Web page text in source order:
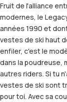
Fruit de l'alliance
modernes, le
années 1990 et
vestes de ski haut
enfiler, c'est le
dans la poudreuse,
autres riders. Si tu
vestes de ski sont
pour toi. Avec sa